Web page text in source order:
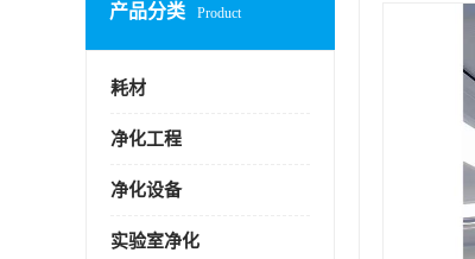
产品分类 Product
耗材
净化工程
净化设备
实验室净化